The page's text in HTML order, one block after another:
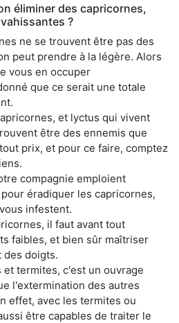
éliminer des capricornes,
?
ne se trouvent être pas des
peut prendre à la légère. Alors
vous en occuper
que ce serait une totale
et lyctus qui vivent
être des ennemis que
prix, et pour ce faire, comptez
compagnie emploient
éradiquer les capricornes,
infestent.
il faut avant tout
faibles, et bien sûr maîtriser
des doigts.
termites, c'est un ouvrage
l'extermination des autres
effet, avec les termites ou
être capables de traiter le